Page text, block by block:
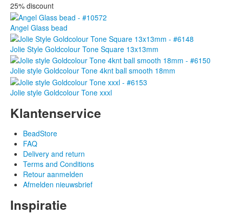
25% discount
Angel Glass bead
Jolie Style Goldcolour Tone Square 13x13mm
Jolie style Goldcolour Tone 4knt ball smooth 18mm
Jolie style Goldcolour Tone xxxl
Klantenservice
BeadStore
FAQ
Delivery and return
Terms and Conditions
Retour aanmelden
Afmelden nieuwsbrief
Inspiratie